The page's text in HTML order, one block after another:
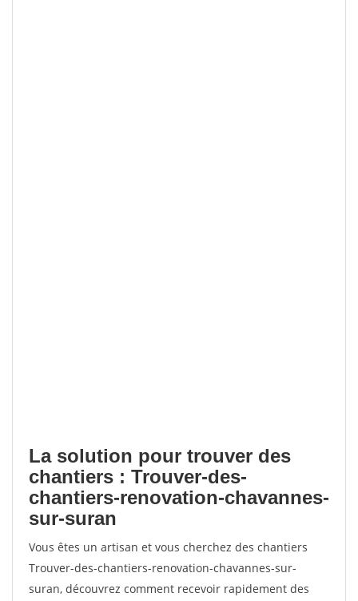
La solution pour trouver des
chantiers : Trouver-des-
chantiers-renovation-chavannes-
sur-suran
Vous êtes un artisan et vous cherchez des chantiers
Trouver-des-chantiers-renovation-chavannes-sur-
suran, découvrez comment recevoir rapidement des